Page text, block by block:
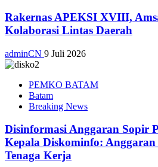
Rakernas APEKSI XVIII,
Kolaborasi Lintas Daerah
adminCN 9 Juli 2026
PEMKO BATAM
Batam
Breaking News
Disinformasi Anggaran Sopir
Kepala Diskominfo: Anggaran
Tenaga Kerja